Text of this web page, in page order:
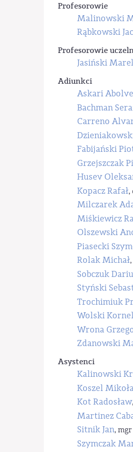
Profesorowie
Malinowski
Rąbkowski
Profesorowie
Jasiński
Adiunkci
Askari
Bachman
Carreno
Fabijański
Grzejszczak
Husev
Kopacz Rafał,
Milczarek
Miśkiewicz
Olszewski
Piasecki
Rolak Michał
Sobczuk
Styński
Trochimiuk
Wolski Kornel
Wrona
Zdanowski
Asystenci
Kalinowski
Koszel
Kot Radosław
Martinez
Sitnik Jan, mgr
Szymczak